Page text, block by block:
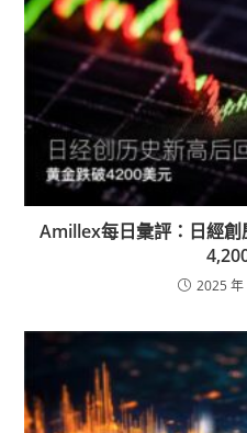
Amillex每日彙評：日經
2025 年